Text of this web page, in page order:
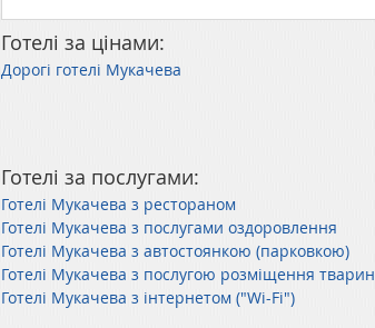
Готелі за цінами:
Дорогі готелі Мукачева
Готелі за послугами:
Готелі Мукачева з рестораном
Готелі Мукачева з послугами оздоровлення
Готелі Мукачева з автостоянкою (парковкою)
Готелі Мукачева з послугою розміщення тварин
Готелі Мукачева з інтернетом ("Wi-Fi")